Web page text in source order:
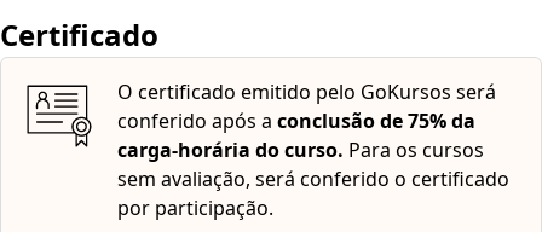
Certificado
O certificado emitido pelo GoKursos será
conferido após a conclusão de 75% da
carga-horária do curso. Para os cursos
sem avaliação, será conferido o certificado
por participação.